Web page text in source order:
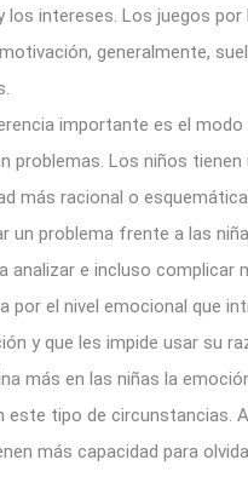
los intereses. Los juegos por
generalmente,
importante es el modo
problemas. Los niños tienen
más racional o
un problema frente a las
analizar e incluso complicar
por el nivel emocional que
y que les impide usar su
más en las niñas la
este tipo de circunstancias.
más capacidad para